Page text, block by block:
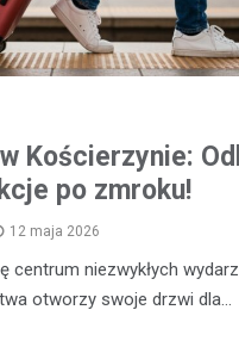
Kościerzynie:
po zmroku!
12 maja 2026
centrum niezwykłych
otworzy swoje drzwi dla…